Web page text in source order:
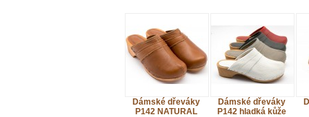
Dámské dřeváky
P142 NATURAL
Dámské dřeváky
P142 hladká kůže